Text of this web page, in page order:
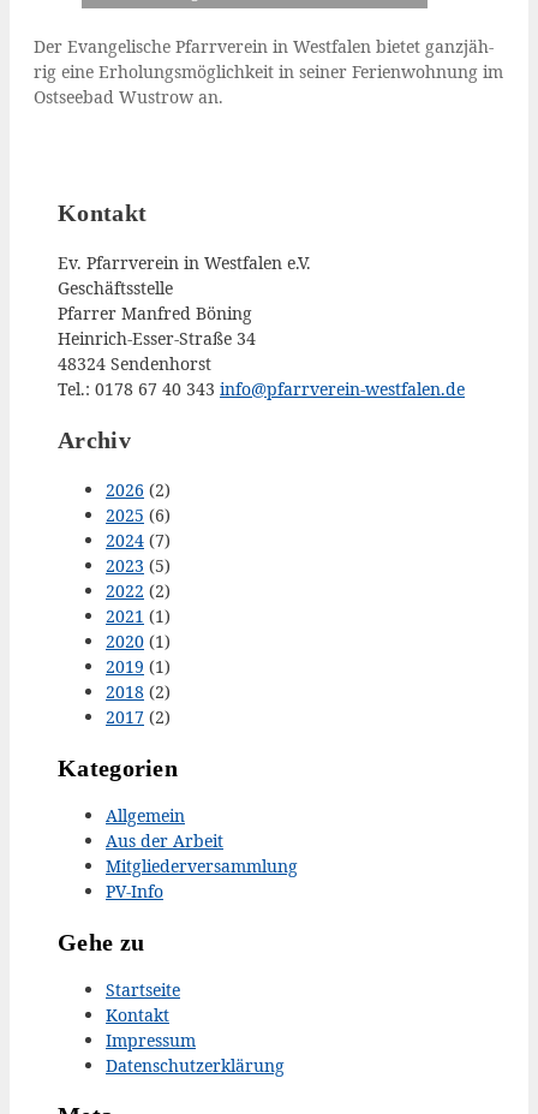
Der Evan­ge­li­sche Pfarr­ver­ein in West­fa­len bie­tet ganz­jäh­
rig eine Erho­lungs­mög­lich­keit in sei­ner Feri­en­woh­nung im
Ost­see­bad Wus­trow an.
Kontakt
Ev. Pfarrverein in Westfalen e.V.
Geschäftsstelle
Pfarrer Manfred Böning
Heinrich-Esser-Straße 34
48324 Sendenhorst
Tel.: 0178 67 40 343 info@pfarrverein-westfalen.de
Archiv
2026 (2)
2025 (6)
2024 (7)
2023 (5)
2022 (2)
2021 (1)
2020 (1)
2019 (1)
2018 (2)
2017 (2)
Kategorien
Allgemein
Aus der Arbeit
Mitgliederversammlung
PV-Info
Gehe zu
Startseite
Kontakt
Impressum
Datenschutzerklärung